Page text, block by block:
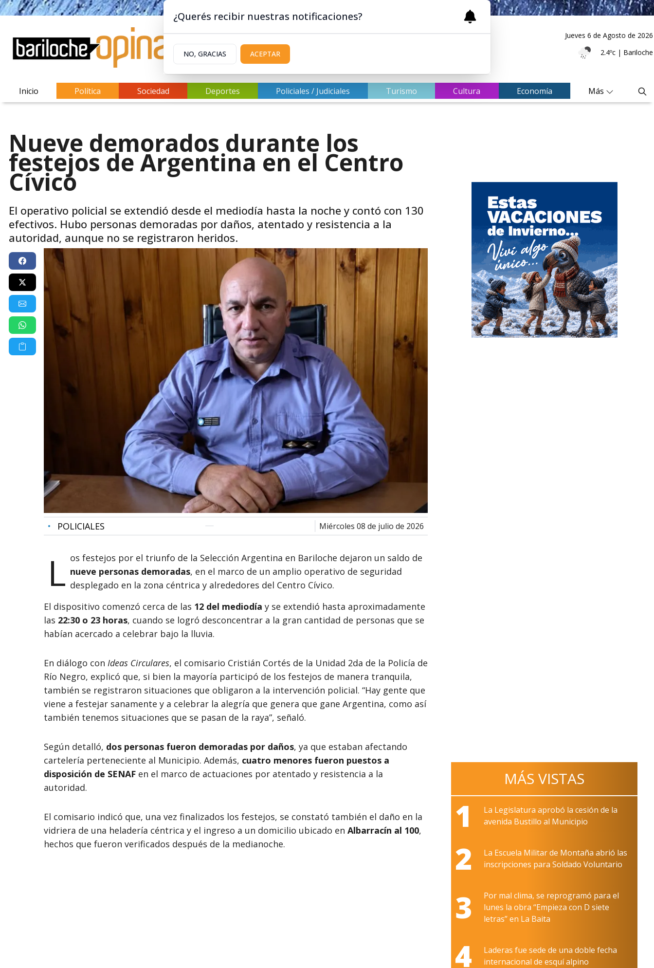
Jueves 6 de Agosto de 2026
2.4ºc | Bariloche
Inicio Política Sociedad Deportes Policiales / Judiciales Turismo Cultura Economía Más
Nueve demorados durante los
festejos de Argentina en el Centro
Cívico
El operativo policial se extendió desde el mediodía hasta la noche y contó con 130
efectivos. Hubo personas demoradas por daños, atentado y resistencia a la
autoridad, aunque no se registraron heridos.
• POLICIALES miércoles 08 de julio de 2026
L os festejos por el triunfo de la Selección Argentina en Bariloche dejaron un saldo de
nueve personas demoradas, en el marco de un amplio operativo de seguridad
desplegado en la zona céntrica y alrededores del Centro Cívico.
El dispositivo comenzó cerca de las 12 del mediodía y se extendió hasta aproximadamente
las 22:30 o 23 horas, cuando se logró desconcentrar a la gran cantidad de personas que se
habían acercado a celebrar bajo la lluvia.
En diálogo con Ideas Circulares, el comisario Cristián Cortés de la Unidad 2da de la Policía de
Río Negro, explicó que, si bien la mayoría participó de los festejos de manera tranquila,
también se registraron situaciones que obligaron a la intervención policial. “Hay gente que
viene a festejar sanamente y a celebrar la alegría que genera que gane Argentina, como así
también tenemos situaciones que se pasan de la raya”, señaló.
Según detalló, dos personas fueron demoradas por daños, ya que estaban afectando
cartelería perteneciente al Municipio. Además, cuatro menores fueron puestos a
disposición de SENAFen el marco de actuaciones por atentado y resistencia a la
autoridad.
El comisario indicó que, una vez finalizados los festejos, se constató también el daño en la
vidriera de una heladería céntrica y el ingreso a un domicilio ubicado en Albarracín al 100,
hechos que fueron verificados después de la medianoche.
MÁS VISTAS
1
La Legislatura aprobó la cesión de la
avenida Bustillo al Municipio
2
La Escuela Militar de Montaña abrió las
inscripciones para Soldado Voluntario
3
Por mal clima, se reprogramó para el
lunes la obra “Empieza con D siete
letras” en La Baita
4
Laderas fue sede de una doble fecha
internacional de esquí alpino
¿Querés recibir nuestras notificaciones?
NO, GRACIAS ACEPTAR